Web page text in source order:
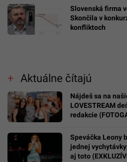
Slovenská firma
Skončila v
konfliktoch
Aktuálne čítajú
Nájdeš sa na
LOVESTREAM
redakcie
Speváčka Leony
jednej
aj toto